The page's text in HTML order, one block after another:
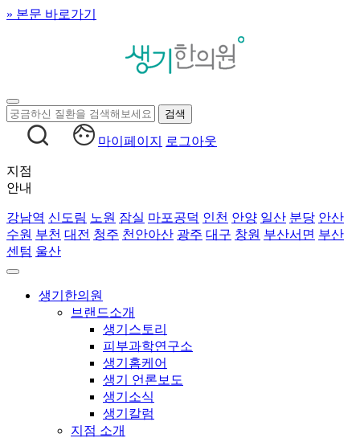
» 본문 바로가기
마이페이지 로그아웃
지점
안내
강남역 신도림 노원 잠실 마포공덕 인천 안양 일산 분당 안산
수원 부천 대전 청주 천안아산 광주 대구 창원 부산서면 부산
센텀 울산
생기한의원
브랜드소개
생기스토리
피부과학연구소
생기홈케어
생기 언론보도
생기소식
생기칼럼
지점 소개